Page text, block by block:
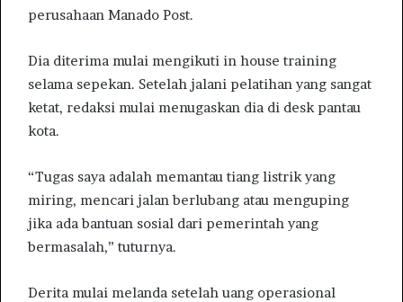
perusahaan Manado Post.
Dia diterima mulai mengikuti in house training
selama sepekan. Setelah jalani pelatihan yang sangat
ketat, redaksi mulai menugaskan dia di desk pantau
kota.
“Tugas saya adalah memantau tiang listrik yang
miring, mencari jalan berlubang atau menguping
jika ada bantuan sosial dari pemerintah yang
bermasalah,” tuturnya.
Derita mulai melanda setelah uang operasional